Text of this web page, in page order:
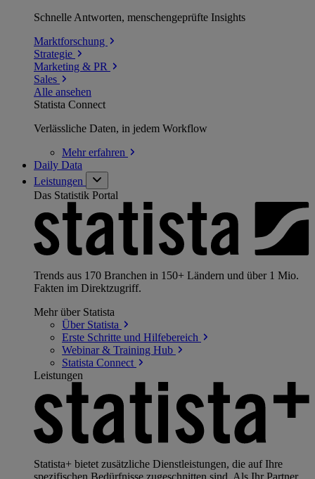
Schnelle Antworten, menschengeprüfte Insights
Marktforschung
Strategie
Marketing & PR
Sales
Alle ansehen
Statista Connect
Verlässliche Daten, in jedem Workflow
Mehrerfahren
Daily Data
Leistungen
Das Statistik Portal
Trends aus 170 Branchen in 150+ Ländern und über 1 Mio.
Fakten im Direktzugriff.
Mehr über Statista
Über Statista
Erste Schritte und Hilfebereich
Webinar & Training Hub
Statista Connect
Leistungen
Statista+ bietet zusätzliche Dienstleistungen, die auf Ihre
spezifischen Bedürfnisse zugeschnitten sind. Als Ihr Partner